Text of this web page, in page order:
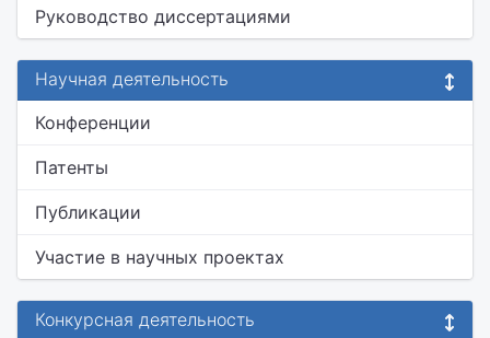
Руководство диссертациями
Научная деятельность
Конференции
Патенты
Публикации
Участие в научных проектах
Конкурсная деятельность